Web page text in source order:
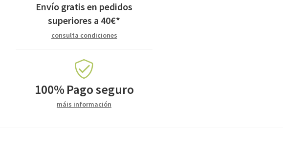
Envío gratis en pedidos
superiores a 40€*
consulta condiciones
100%Pago seguro
máis información